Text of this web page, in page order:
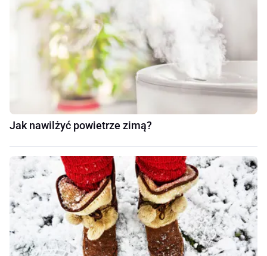
Jak nawilżyć powietrze zimą?